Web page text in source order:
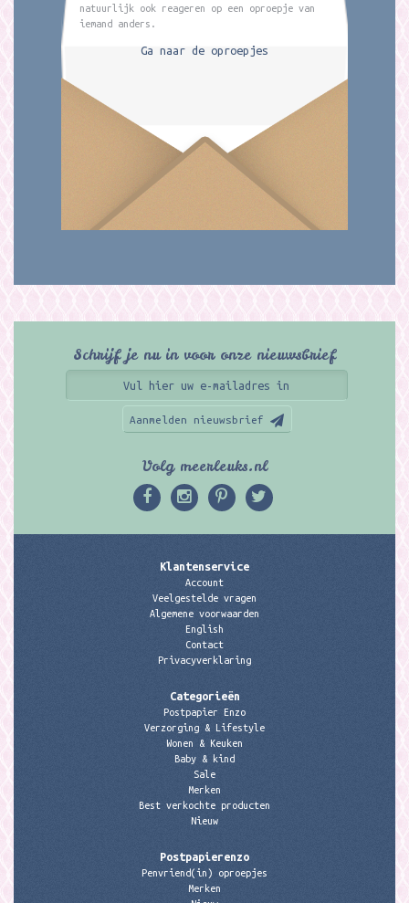
natuurlijk ook reageren op een oproepje van
iemand anders.
Ga naar de oproepjes
Schrijf je nu in voor onze nieuwsbrief
Aanmelden nieuwsbrief
Volg meerleuks.nl
Klantenservice
Account
Veelgestelde vragen
Algemene voorwaarden
English
Contact
Privacyverklaring
Categorieën
Postpapier Enzo
Verzorging & Lifestyle
Wonen & Keuken
Baby & kind
Sale
Merken
Best verkochte producten
Nieuw
Postpapierenzo
Penvriend(in) oproepjes
Merken